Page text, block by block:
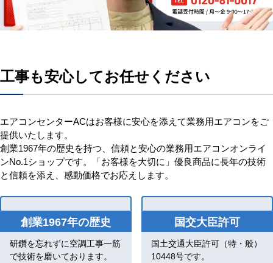
工事も安心してお任せください
エアコンセンターACはお客様に安心を添えて業務用エアコンをご
提供いたします。
創業1967年の歴史を持つ、信頼と安心の業務用エアコンオンライ
ンNo.1ショップです。「お客様を大切に」優良商品に長年の技術
と信頼を添え、感動価格でお応えします。
創業1967年の歴史
研鑽を忘れずに空調工事一筋
で技術を磨いております。
国交大臣許可
国土交通大臣許可（特・般）
10448号です。